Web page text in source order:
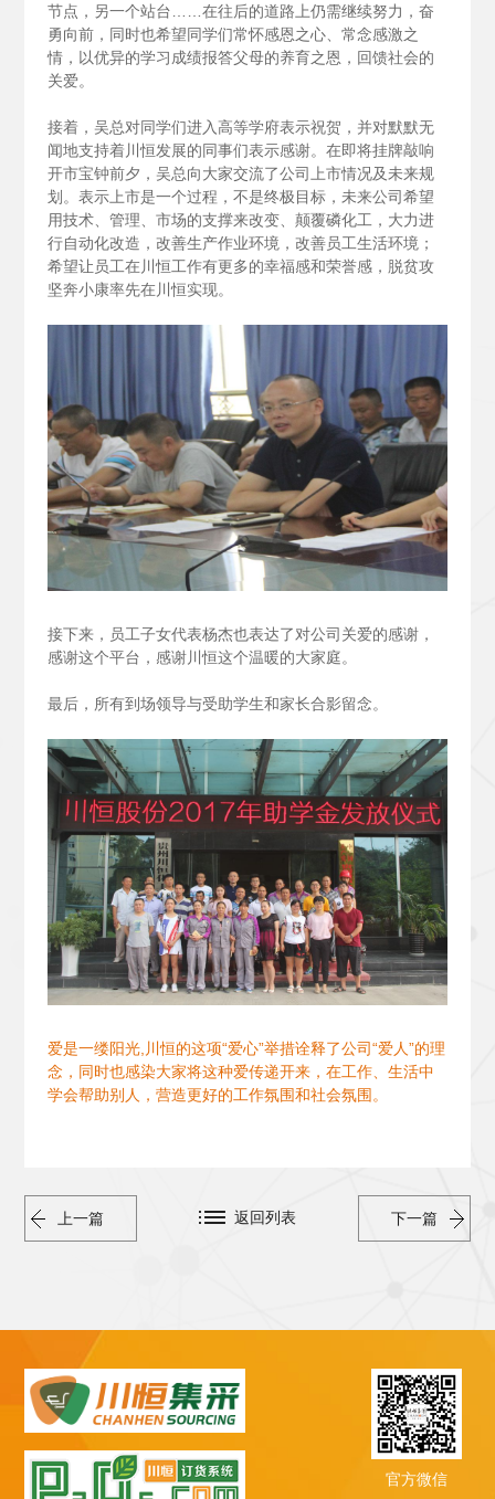
节点，另一个站台……在往后的道路上仍需继续努力，奋
勇向前，同时也希望同学们常怀感恩之心、常念感激之
情，以优异的学习成绩报答父母的养育之恩，回馈社会的
关爱。
接着，吴总对同学们进入高等学府表示祝贺，并对默默无
闻地支持着川恒发展的同事们表示感谢。在即将挂牌敲响
开市宝钟前夕，吴总向大家交流了公司上市情况及未来规
划。表示上市是一个过程，不是终极目标，未来公司希望
用技术、管理、市场的支撑来改变、颠覆磷化工，大力进
行自动化改造，改善生产作业环境，改善员工生活环境；
希望让员工在川恒工作有更多的幸福感和荣誉感，脱贫攻
坚奔小康率先在川恒实现。
接下来，员工子女代表杨杰也表达了对公司关爱的感谢，
感谢这个平台，感谢川恒这个温暖的大家庭。
最后，所有到场领导与受助学生和家长合影留念。
爱是一缕阳光,川恒的这项“爱心”举措诠释了公司“爱人”的理
念，同时也感染大家将这种爱传递开来，在工作、生活中
学会帮助别人，营造更好的工作氛围和社会氛围。
上一篇 下一篇
返回列表
官方微信